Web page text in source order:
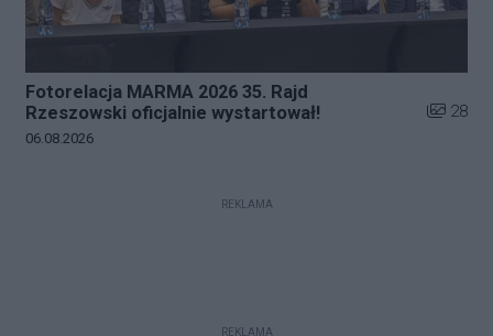
Fotorelacja MARMA 2026 35. Rajd
Rzeszowski oficjalnie wystartował!
Liczba
28
Data dodania galerii:
06.08.2026
REKLAMA
REKLAMA